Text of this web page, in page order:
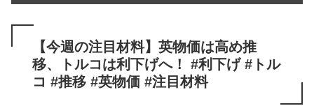
【今週の注目材料】英物価は高め推
移、トルコは利下げへ！ #利下げ #トル
コ #推移 #英物価 #注目材料